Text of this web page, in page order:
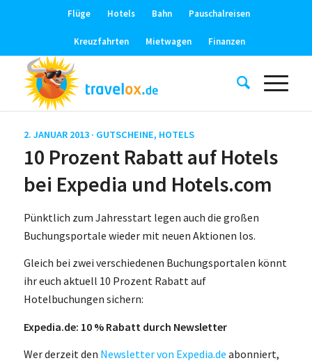
Flüge Hotels Bahn Pauschalreisen
Kreuzfahrten Mietwagen Finanzen
2. JANUAR 2013 · GUTSCHEINE, HOTELS
10 Prozent Rabatt auf Hotels
bei Expedia und Hotels.com
Pünktlich zum Jahresstart legen auch die großen
Buchungsportale wieder mit neuen Aktionen los.
Gleich bei zwei verschiedenen Buchungsportalen könnt
ihr euch aktuell 10 Prozent Rabatt auf
Hotelbuchungen sichern:
Expedia.de: 10 % Rabatt durch Newsletter
Wer derzeit den Newsletter von Expedia.de abonniert,